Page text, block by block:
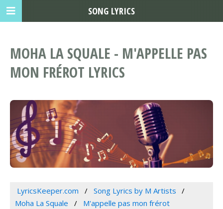
MOHA LA SQUALE - M'APPELLE PAS
MON FRÉROT LYRICS
LyricsKeeper.com
Song Lyrics by M Artists
Moha La Squale
M'appelle pas mon frérot
SONG LYRICS